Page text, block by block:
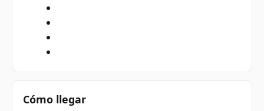
Cómo llegar